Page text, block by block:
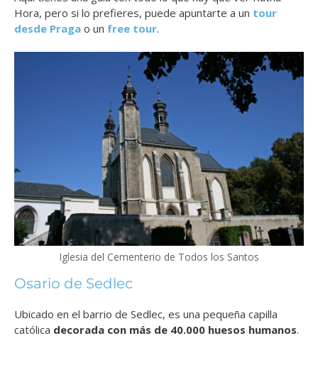
Hora, pero si lo prefieres, puede apuntarte a un tour
desde Praga o un free tour.
Iglesia del Cementerio de Todos los Santos
Osario de Sedlec
Ubicado en el barrio de Sedlec, es una pequeña capilla
católica decorada con más de 40.000 huesos humanos.